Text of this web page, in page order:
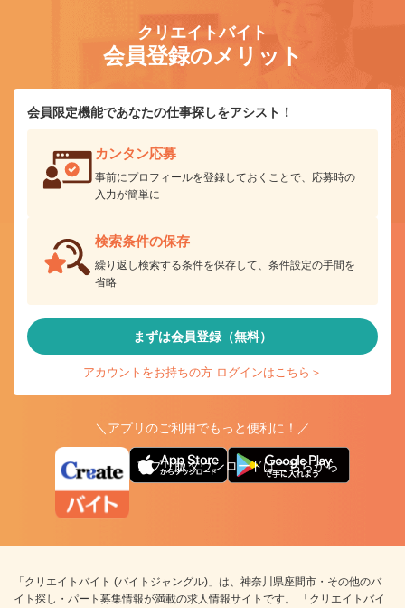
クリエイトバイト
会員登録のメリット
会員限定機能であなたの仕事探しをアシスト！
カンタン応募
事前にプロフィールを登録しておくことで、応募時の
入力が簡単に
検索条件の保存
繰り返し検索する条件を保存して、条件設定の手間を
省略
まずは会員登録（無料）
アカウントをお持ちの方 ログインはこちら＞
＼アプリのご利用でもっと便利に！／
アプリ版ダウンロードはこちらから
「クリエイトバイト (バイトジャングル)」は、神奈川県座間市・その他のバ
イト探し・パート募集情報が満載の求人情報サイトです。 「クリエイトバイ